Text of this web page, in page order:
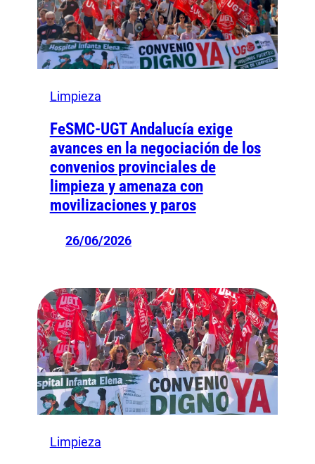
Limpieza
FeSMC-UGT Andalucía exige
avances en la negociación de los
convenios provinciales de
limpieza y amenaza con
movilizaciones y paros
26/06/2026
Limpieza